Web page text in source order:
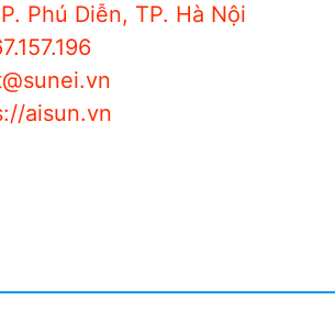
Phú Diễn, TP. Hà Nội
aisun.vn